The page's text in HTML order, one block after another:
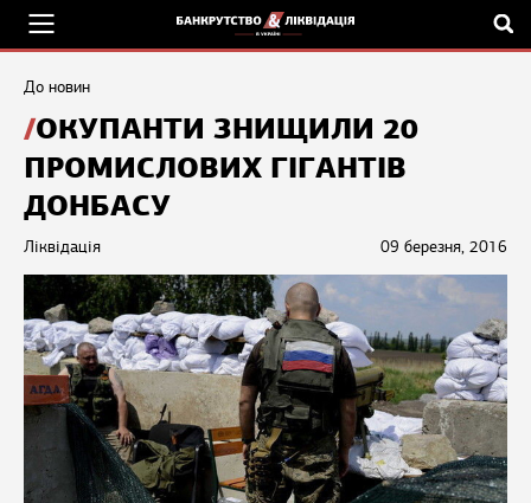
До новин
ОКУПАНТИ ЗНИЩИЛИ 20
ПРОМИСЛОВИХ ГІГАНТІВ
ДОНБАСУ
09 березня, 2016
Ліквідація